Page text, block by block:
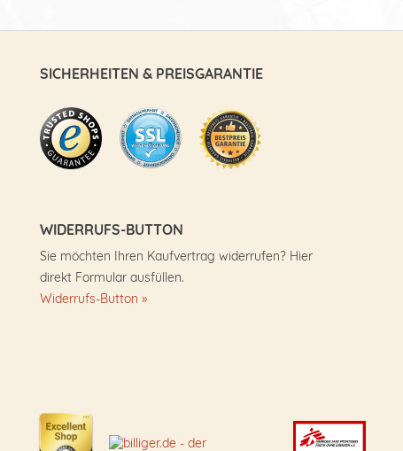
SICHERHEITEN & PREISGARANTIE
WIDERRUFS-BUTTON
Sie möchten Ihren Kaufvertrag widerrufen? Hier
direkt Formular ausfüllen.
Widerrufs-Button »